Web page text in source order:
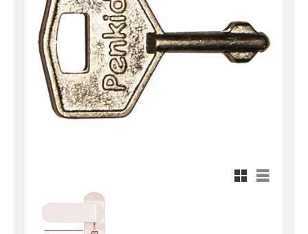
Rutnätsvy
Listvy